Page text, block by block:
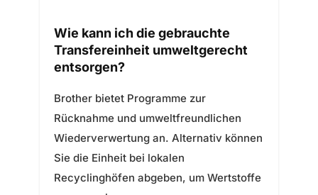
Wie kann ich die gebrauchte
Transfereinheit umweltgerecht
entsorgen?
Brother bietet Programme zur
Rücknahme und umweltfreundlichen
Wiederverwertung an. Alternativ können
Sie die Einheit bei lokalen
Recyclinghöfen abgeben, um Wertstoffe